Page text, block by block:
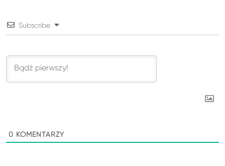
Subscribe
0 KOMENTARZY